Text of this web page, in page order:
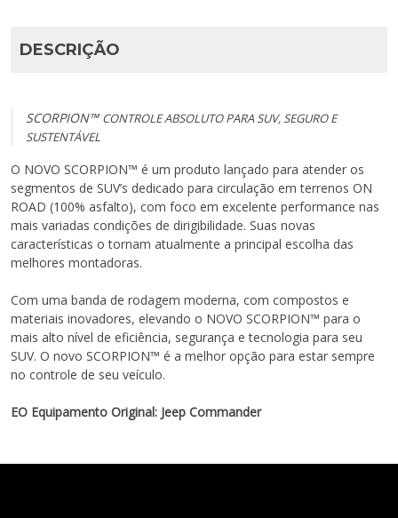
DESCRIÇÃO
SCORPION™ CONTROLE ABSOLUTO PARA SUV, SEGURO E
SUSTENTÁVEL
O NOVO SCORPION™ é um produto lançado para atender os
segmentos de SUV’s dedicado para circulação em terrenos ON
ROAD (100% asfalto), com foco em excelente performance nas
mais variadas condições de dirigibilidade. Suas novas
características o tornam atualmente a principal escolha das
melhores montadoras.
Com uma banda de rodagem moderna, com compostos e
materiais inovadores, elevando o NOVO SCORPION™ para o
mais alto nível de eficiência, segurança e tecnologia para seu
SUV. O novo SCORPION™ é a melhor opção para estar sempre
no controle de seu veículo.
EO Equipamento Original: Jeep Commander